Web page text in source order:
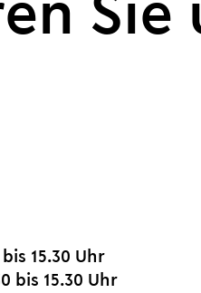
15.30 Uhr
bis 15.30 Uhr